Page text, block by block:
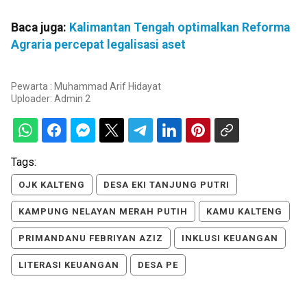
Baca juga: Kalimantan Tengah optimalkan Reforma
Agraria percepat legalisasi aset
Pewarta : Muhammad Arif Hidayat
Uploader: Admin 2
Tags:
OJK KALTENG DESA EKI TANJUNG PUTRI
KAMPUNG NELAYAN MERAH PUTIH KAMU KALTENG
PRIMANDANU FEBRIYAN AZIZ INKLUSI KEUANGAN
LITERASI KEUANGAN DESA PE